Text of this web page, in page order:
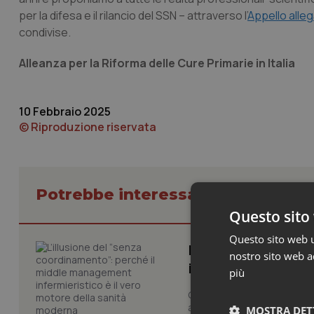
per la difesa e il rilancio del SSN – attraverso l’Appello
condivise.
Alleanza per la Riforma delle Cure Primarie in Italia
10 Febbraio 2025
© Riproduzione riservata
Potrebbe interessarti in Lettere
L’illusione del
infermieristico è il
Gentile Direttore, la
autogestiscono.
Questo
Questo sito web
nostro sito web
più
MOSTRA